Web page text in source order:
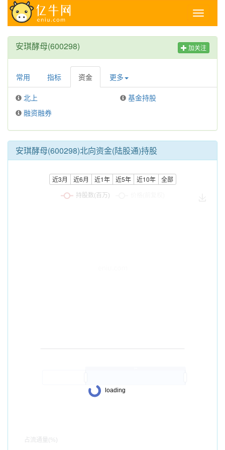
Toggle
安琪酵母(600298) 加关注
常用 指标 资金 更多
北上
基金持股
融资融券
安琪酵母(600298)北向资金(陆股通)持股
近3月 近6月 近1年 近5年 近10年 全部